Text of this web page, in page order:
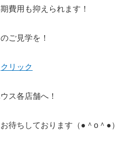
費用も抑えられます！
ご見学を！
クリック
ス各店舗へ！
待ちしております（●＾o＾●）